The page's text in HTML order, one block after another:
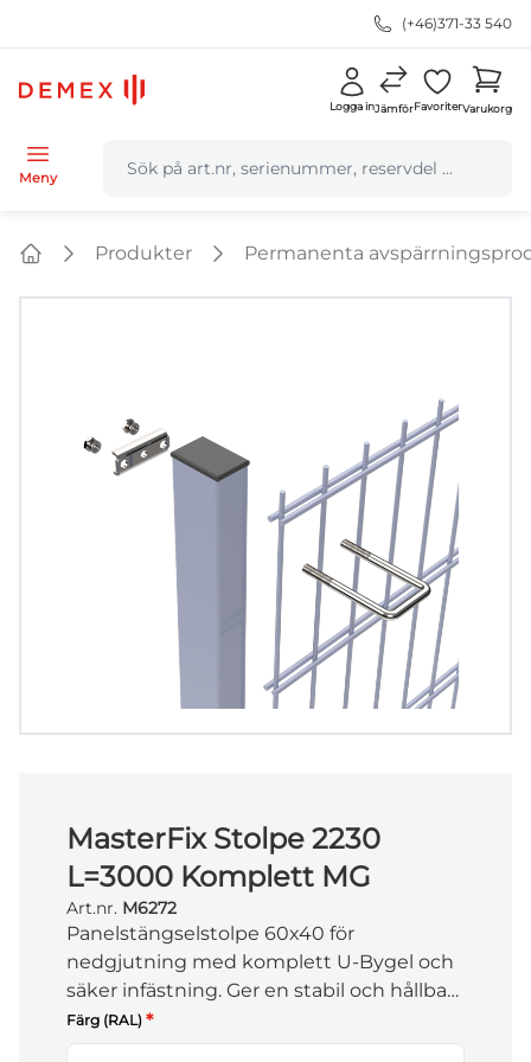
(+46)371-33 540
Logga inJämförFavoriterVarukorg
Meny
Produkter Permanenta
MasterFix Stolpe 2230
L=3000 Komplett MG
Art.nr. M6272
Panelstängselstolpe 60x40 för
nedgjutning med komplett U-Bygel och
säker infästning. Ger en stabil och hållbar
lösning där paneler monteras direkt på
stolpen.
Färg (RAL) *